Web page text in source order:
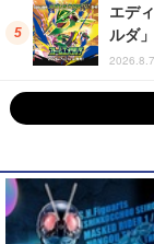
エデ
ルダ